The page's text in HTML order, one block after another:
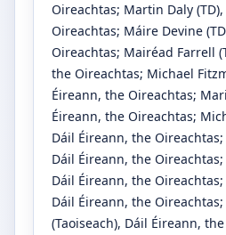
Oireachtas; Martin Daly (TD)
Oireachtas; Máire Devine
Oireachtas; Mairéad Farrell
the Oireachtas; Michael
Éireann, the Oireachtas;
Éireann, the Oireachtas;
Dáil Éireann, the Oireachtas;
Dáil Éireann, the Oireachtas;
Dáil Éireann, the Oireachtas;
Dáil Éireann, the Oireachtas;
(Taoiseach), Dáil Éireann,